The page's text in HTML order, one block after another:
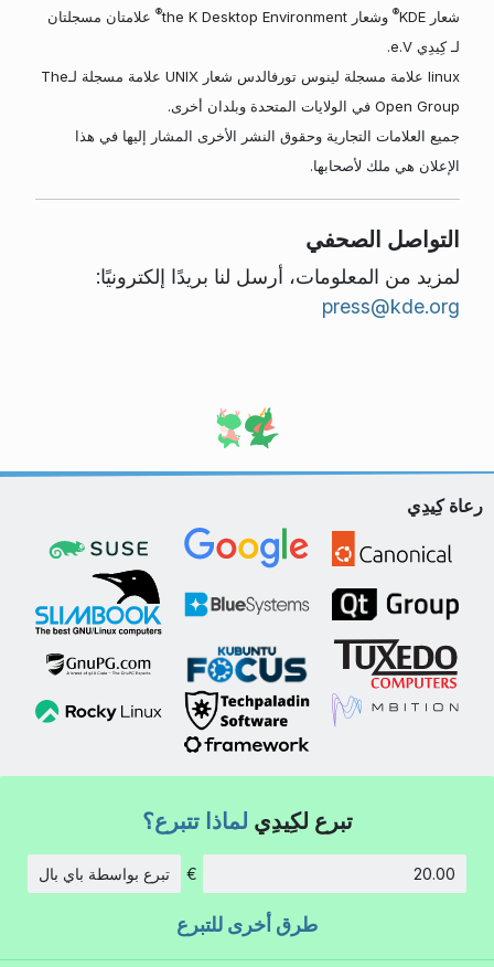
شعار KDE ® وشعار the K Desktop Environment ® علامتان مسجلتان
لـ كِيدِي e.V.
linux علامة مسجلة لينوس تورفالدس شعار UNIX علامة مسجلة لـThe
Open Group في الولايات المتحدة وبلدان أخرى.
جميع العلامات التجارية وحقوق النشر الأخرى المشار إليها في هذا
الإعلان هي ملك لأصحابها.
التواصل الصحفي
لمزيد من المعلومات، أرسل لنا بريدًا إلكترونيًا:
press@kde.org
رعاة كِيدِي
تبرع لكِيدِي لماذا تتبرع؟
€ تبرع بواسطة باي بال
طرق أخرى للتبرع